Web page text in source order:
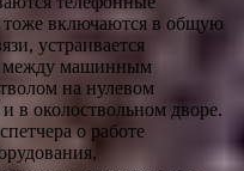
тоже включаются в общую
устраивается
между машинным
на нулевом
в околоствольном дворе.
о работе